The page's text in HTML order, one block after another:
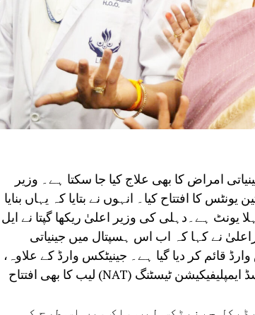
امراض کا بھی علاج کیا جا سکتا ہے۔ وزیر
کا افتتاح کیا۔ انہوں نے بتایا کہ یہاں بنایا
یونٹ ہے۔دہلی کی وزیر اعلیٰ ریکھا گپتا نے ایل
نے کہا کہ اب اس ہسپتال میں جینیاتی
قائم کر دیا گیا ہے۔ جینیٹکس وارڈ کے علاوہ،
وزیراعلیٰ نے لییکٹیشن مینجمنٹ یونٹ اور نیوکلک ایسڈ ایمپلیفیکیشن ٹیسٹنگ (NAT) لیب کا بھی افتتاح